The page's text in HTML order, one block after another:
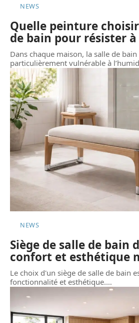
NEWS
Quelle peinture
de bain pour résister
Dans chaque maison, la salle de
particulièrement vulnérable à
NEWS
Siège de salle de bain
confort et esthétique
Le choix d'un siège de salle de bain
fonctionnalité et esthétique.…